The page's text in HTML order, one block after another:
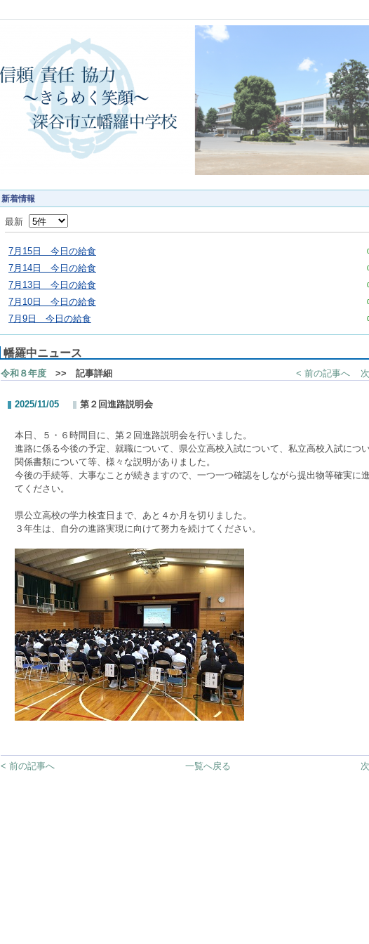
新着情報
最新
7月15日 今日の給食
7月14日 今日の給食
7月13日 今日の給食
7月10日 今日の給食
7月9日 今日の給食
幡羅中ニュース
令和８年度 >> 記事詳細 < 前の記事へ
2025/11/05 第２回進路説明会
本日、５・６時間目に、第２回進路説明会を行いました。
進路に係る今後の予定、就職について、県公立高校入試について、私立高校入試につ
関係書類について等、様々な説明がありました。
今後の手続等、大事なことが続きますので、一つ一つ確認をしながら提出物等確実に
てください。
県公立高校の学力検査日まで、あと４か月を切りました。
３年生は、自分の進路実現に向けて努力を続けてください。
< 前の記事へ 一覧へ戻る